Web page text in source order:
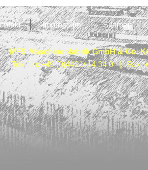
Impressum Sitemap
MFS Maschinenfabrik GmbH & Co.
Telefon: +49 (0)4421/ 14 34 0 | Fax: